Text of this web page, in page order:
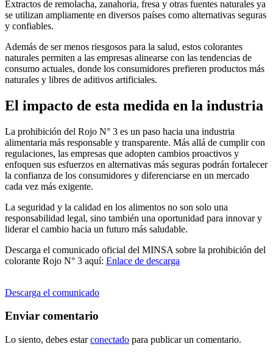
Extractos de remolacha, zanahoria, fresa y otras fuentes naturales ya
se utilizan ampliamente en diversos países como alternativas seguras
y confiables.
Además de ser menos riesgosos para la salud, estos colorantes
naturales permiten a las empresas alinearse con las tendencias de
consumo actuales, donde los consumidores prefieren productos más
naturales y libres de aditivos artificiales.
El impacto de esta medida en la industria
La prohibición del Rojo N° 3 es un paso hacia una industria
alimentaria más responsable y transparente. Más allá de cumplir con
regulaciones, las empresas que adopten cambios proactivos y
enfoquen sus esfuerzos en alternativas más seguras podrán fortalecer
la confianza de los consumidores y diferenciarse en un mercado
cada vez más exigente.
La seguridad y la calidad en los alimentos no son solo una
responsabilidad legal, sino también una oportunidad para innovar y
liderar el cambio hacia un futuro más saludable.
Descarga el comunicado oficial del MINSA sobre la prohibición del
colorante Rojo N° 3 aquí: Enlace de descarga
Descarga el comunicado
Enviar comentario
Lo siento, debes estarconectado para publicar un comentario.